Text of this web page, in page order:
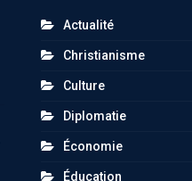
Actualité
Christianisme
Culture
Diplomatie
Économie
Éducation